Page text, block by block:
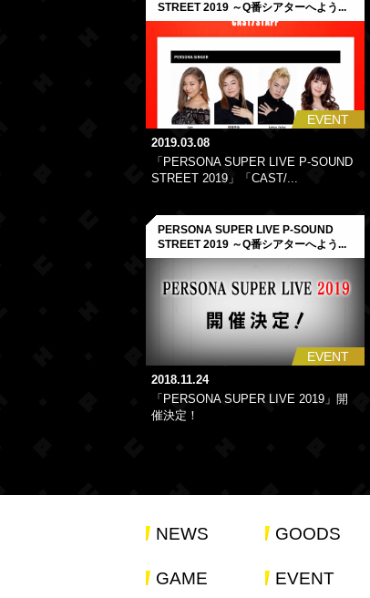
STREET 2019 ～Q番シアターへよう...
EVENT
2019.03.08
「PERSONA SUPER LIVE P-SOUND
STREET 2019」「CAST/...
PERSONA SUPER LIVE P-SOUND
STREET 2019 ～Q番シアターへよう...
EVENT
2018.11.24
「PERSONA SUPER LIVE 2019」開
催決定！
NEWS
GAME
GOODS
EVENT